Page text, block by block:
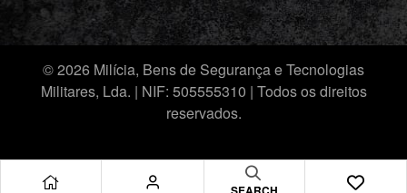
© 2026 Milícia, Bens de Segurança e Tecnologias
Militares, Lda. | NIF: 505555310 | Todos os direitos
reservados.